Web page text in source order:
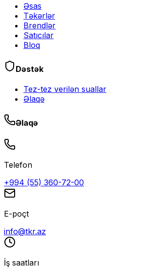
Əsas
Təkərlər
Brendlər
Satıcılar
Bloq
Dəstək
Tez-tez verilən suallar
Əlaqə
Əlaqə
Telefon
+994 (55) 360-72-00
E-poçt
info@tkr.az
İş saatları